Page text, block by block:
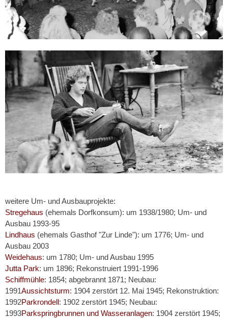
weitere Um- und Ausbauprojekte:
Stregehaus (ehemals Dorfkonsum): um 1938/1980; Um- und
Ausbau 1993-95
Lindhaus (ehemals Gasthof "Zur Linde"): um 1776; Um- und
Ausbau 2003
Weidehaus: um 1780; Um- und Ausbau 1995
Jutta Park: um 1896; Rekonstruiert 1991-1996
Schiffmühle: 1854; abgebrannt 1871; Neubau:
1991Aussichtsturm: 1904 zerstört 12. Mai 1945; Rekonstruktion:
1992Parkrondell: 1902 zerstört 1945; Neubau:
1993Parkspringbrunnen und Wasseranlagen: 1904 zerstört 1945;